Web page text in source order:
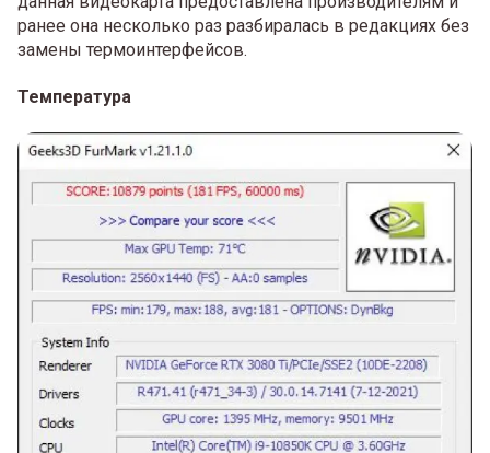
ранее она несколько раз разбиралась в редакциях без
замены термоинтерфейсов.
Температура